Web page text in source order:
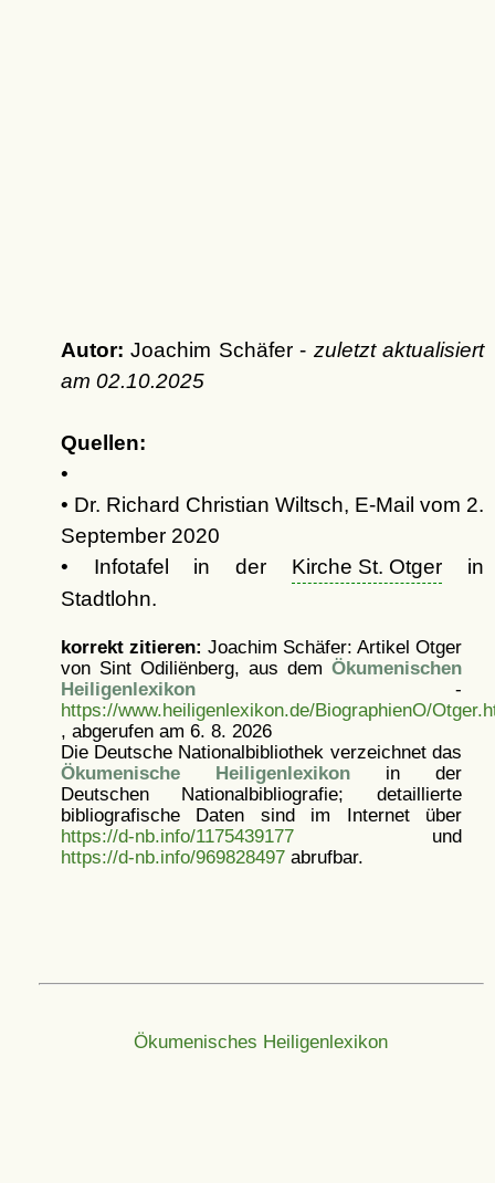
Autor: Joachim Schäfer - zuletzt aktualisiert
am 02.10.2025
Quellen:
•
• Dr. Richard Christian Wiltsch, E-Mail vom 2.
September 2020
• Infotafel in der Kirche St. Otger in
Stadtlohn.
korrekt zitieren: Joachim Schäfer: ArtikelOtger
von Sint Odiliënberg, aus dem Ökumenischen
Heiligenlexikon-
https://www.heiligenlexikon.de/BiographienO/
, abgerufen am 6. 8. 2026
Die Deutsche Nationalbibliothek verzeichnet das
Ökumenische Heiligenlexikonin der
Deutschen Nationalbibliografie; detaillierte
bibliografische Daten sind im Internet über
https://d-nb.info/1175439177und
https://d-nb.info/969828497abrufbar.
Ökumenisches Heiligenlexikon